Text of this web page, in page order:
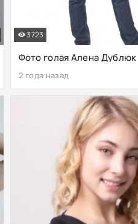
Фото голая Алена Дублюк
2 года назад
3723